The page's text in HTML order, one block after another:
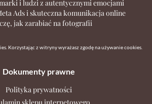
i ludzi z autentycznymi emocjami
Ads i skuteczna komunikacja online
jak zarabiać na fotografii
Korzystając z witryny wyrażasz zgodę na używanie cookies.
Dokumenty prawne
Polityka prywatności